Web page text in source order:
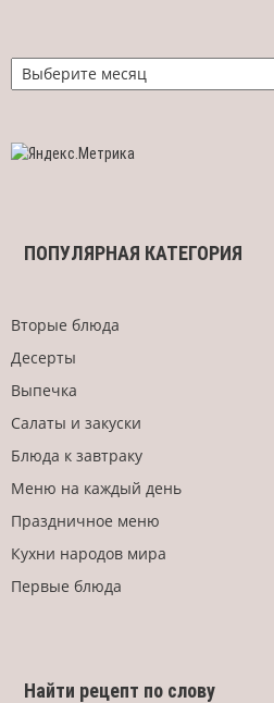
Найти
рецепт
ПОПУЛЯРНАЯ КАТЕГОРИЯ
Вторые блюда
Десерты
Выпечка
Салаты и закуски
Блюда к завтраку
Меню на каждый день
Праздничное меню
Кухни народов мира
Первые блюда
Найти рецепт по слову